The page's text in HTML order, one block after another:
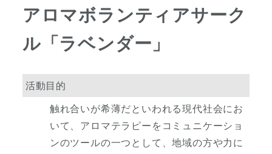
アロマボランティアサーク
ル「ラベンダー」
活動目的
触れ合いが希薄だといわれる現代社会にお
いて、アロマテラピーをコミュニケーショ
ンのツールの一つとして、地域の方や力に